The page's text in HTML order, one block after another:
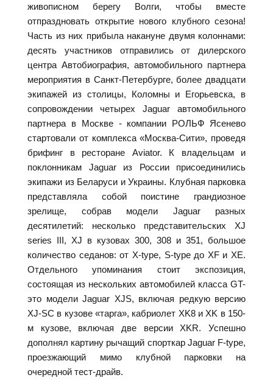
живописном берегу Волги, чтобы вместе
отпраздновать открытие нового клубного сезона!
Часть из них прибыла накануне двумя колоннами:
десять участников отправились от дилерского
центра Автобиография, автомобильного партнера
мероприятия в Санкт-Петербурге, более двадцати
экипажей из столицы, Коломны и Егорьевска, в
сопровождении четырех Jaguar автомобильного
партнера в Москве - компании РОЛЬФ Ясенево
стартовали от комплекса «Москва-Сити», проведя
брифинг в ресторане Aviator. К владельцам и
поклонникам Jaguar из России присоединились
экипажи из Беларуси и Украины. Клубная парковка
представляла собой поистине грандиозное
зрелище, собрав модели Jaguar разных
десятилетий: несколько представительских XJ
series III, XJ в кузовах 300, 308 и 351, большое
количество седанов: от X-type, S-type до XF и XE.
Отдельного упоминания стоит экспозиция,
состоящая из нескольких автомобилей класса GT-
это модели Jaguar XJS, включая редкую версию
XJ-SC в кузове «тарга», кабриолет XK8 и XK в 150-
м кузове, включая две версии XKR. Успешно
дополнял картину рычащий спорткар Jaguar F-type,
проезжающий мимо клубной парковки на
очередной тест-драйв.